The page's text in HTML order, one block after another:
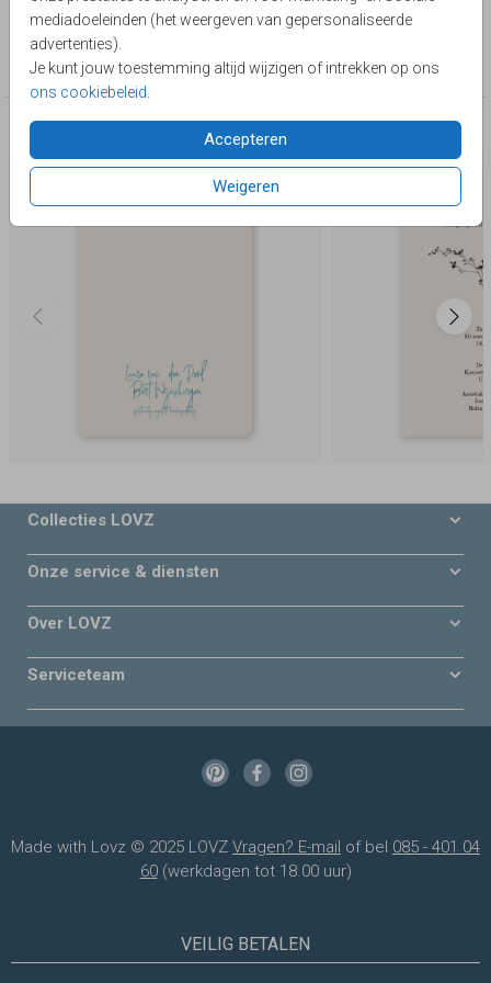
mediadoeleinden (het weergeven van gepersonaliseerde
advertenties).
Je kunt jouw toestemming altijd wijzigen of intrekken op ons
ons cookiebeleid
Accepteren
Weigeren
Lievez
Collectie
Basic & Trendy
Deze producten zijn wellicht ook iets voor je
Collecties LOVZ
Onze service & diensten
Over LOVZ
Serviceteam
Made with Lovz © 2025 LOVZ Vragen? E-mail of bel 085 - 401 04
60(werkdagen tot 18.00 uur)
VEILIG BETALEN